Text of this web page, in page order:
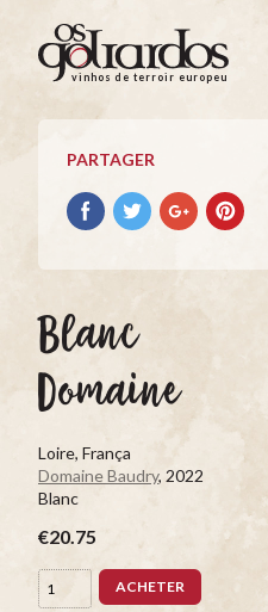
Os
Goliardos
Vinhos
Terroir
Europeus
vinhos de terroir europeus
PARTAGER
Partager
avec
Partager
avec
Partager
avec
Partager
avec
Blanc
Domaine
Loire, França
Domaine Baudry, 2022
Blanc
€20.75
ACHETER